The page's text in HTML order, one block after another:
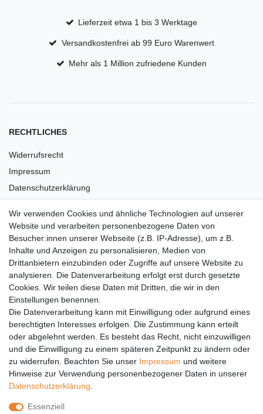
Lieferzeit etwa 1 bis 3 Werktage
Versandkostenfrei ab 99 Euro Warenwert
Mehr als 1 Million zufriedene Kunden
RECHTLICHES
Widerrufsrecht
Impressum
Datenschutzerklärung
Versandkosten
Barrierefreiheit
Anleitungen
Vertrag widerrufen
PARTNER
DHL
GLS
PaketPLUS
SPONSORING
Wir verwenden Cookies und ähnliche Technologien auf unserer
Website und verarbeiten personenbezogene Daten von
Besucher:innen unserer Webseite (z.B. IP-Adresse), um z.B.
Inhalte und Anzeigen zu personalisieren, Medien von
Drittanbietern einzubinden oder Zugriffe auf unsere Website zu
analysieren. Die Datenverarbeitung erfolgt erst durch gesetzte
Cookies. Wir teilen diese Daten mit Dritten, die wir in den
Einstellungen benennen.
Die Datenverarbeitung kann mit Einwilligung oder aufgrund eines
berechtigten Interesses erfolgen. Die Zustimmung kann erteilt
oder abgelehnt werden. Es besteht das Recht, nicht einzuwilligen
und die Einwilligung zu einem späteren Zeitpunkt zu ändern oder
zu widerrufen. Beachten Sie unser Impressum und weitere
Hinweise zur Verwendung personenbezogener Daten in unserer
Daten­schutz­erklärung
Essenziell